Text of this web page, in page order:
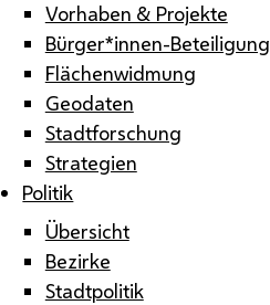
Vorhaben & Projekte
Bürger*innen-Beteiligung
Flächenwidmung
Geodaten
Stadtforschung
Strategien
Politik
Übersicht
Bezirke
Stadtpolitik